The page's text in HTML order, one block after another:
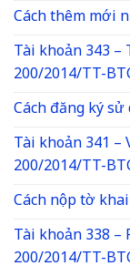
Cách thêm mới
Tài khoản 343
200/2014/TT-
Cách đăng ký
Tài khoản 341
200/2014/TT-
Cách nộp tờ
Tài khoản 338
200/2014/TT-